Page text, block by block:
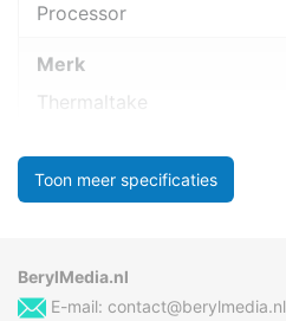
Processor
Merk
Thermaltake
Toon meer specificaties
BerylMedia.nl
E-mail: contact@berylmedia.nl